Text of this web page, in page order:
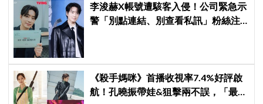
李浚赫X帳號遭駭客入侵！公司緊急示
警「別點連結、別查看私訊」粉絲注
《殺手媽咪》首播收視率7.4%好評啟
航！孔曉振帶娃&狙擊兩不誤，「最狂